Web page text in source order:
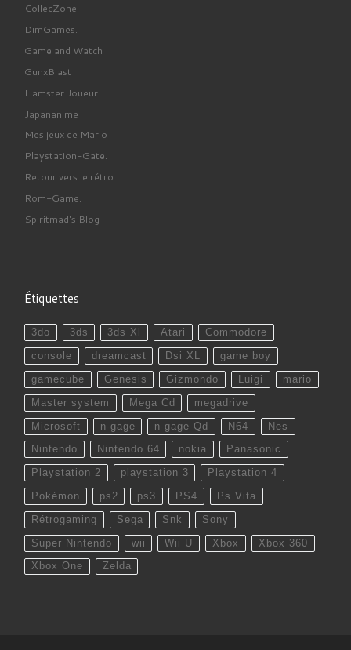
CollecZone
DimGames.
Game and Watch
GunxBlast
Hamster Joueur
Japananime
Mes jeux de Mario
Playstation-Gate.
Retour vers le rétro
Rom-Game.
Spiritmad's Blog
Étiquettes
3do 3ds 3ds Xl Atari Commodore
console dreamcast Dsi XL game boy
gamecube Genesis Gizmondo Luigi mario
Master system Mega Cd megadrive
Microsoft n-gage n-gage Qd N64 Nes
Nintendo Nintendo 64 nokia Panasonic
Playstation 2 playstation 3 Playstation 4
Pokémon ps2 ps3 PS4 Ps Vita
Rétrogaming Sega Snk Sony
Super Nintendo wii Wii U Xbox Xbox 360
Xbox One Zelda